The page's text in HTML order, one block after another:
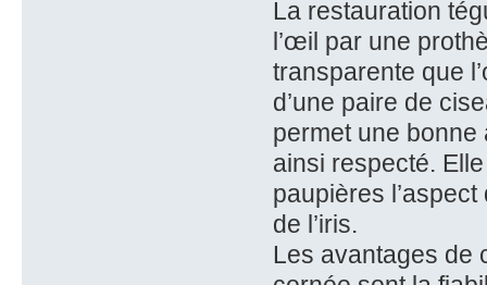
La restauration
l’œil par une
transparente que
d’une paire de
permet une
ainsi respecté.
paupières
de l’iris.
Les avantages de